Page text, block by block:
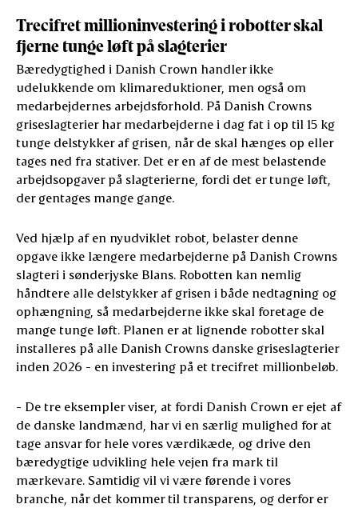
Trecifret millioninvestering i robotter skal
fjerne tunge løft på slagterier
Bæredygtighed i Danish Crown handler ikke
udelukkende om klimareduktioner, men også om
medarbejdernes arbejdsforhold. På Danish Crowns
griseslagterier har medarbejderne i dag fat i op til 15 kg
tunge delstykker af grisen, når de skal hænges op eller
tages ned fra stativer. Det er en af de mest belastende
arbejdsopgaver på slagterierne, fordi det er tunge løft,
der gentages mange gange.
Ved hjælp af en nyudviklet robot, belaster denne
opgave ikke længere medarbejderne på Danish Crowns
slagteri i sønderjyske Blans. Robotten kan nemlig
håndtere alle delstykker af grisen i både nedtagning og
ophængning, så medarbejderne ikke skal foretage de
mange tunge løft. Planen er at lignende robotter skal
installeres på alle Danish Crowns danske griseslagterier
inden 2026 - en investering på et trecifret millionbeløb.
- De tre eksempler viser, at fordi Danish Crown er ejet af
de danske landmænd, har vi en særlig mulighed for at
tage ansvar for hele vores værdikæde, og drive den
bæredygtige udvikling hele vejen fra mark til
mærkevare. Samtidig vil vi være førende i vores
branche, når det kommer til transparens, og derfor er